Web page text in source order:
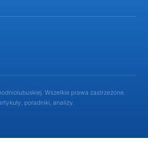
Wszelkie prawa zastrzeżone.
poradniki, analizy.